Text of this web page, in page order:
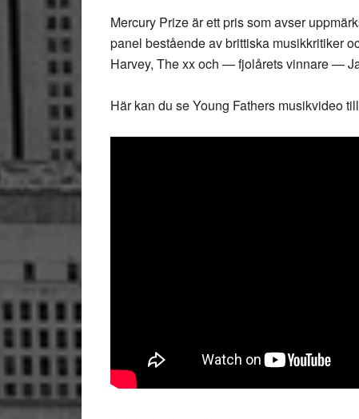
Mercury Prize är ett pris som avser
panel bestående av brittiska musikkritiker
Harvey, The xx och — fjolårets vinnare —
Här kan du se Young Fathers musikvideo till